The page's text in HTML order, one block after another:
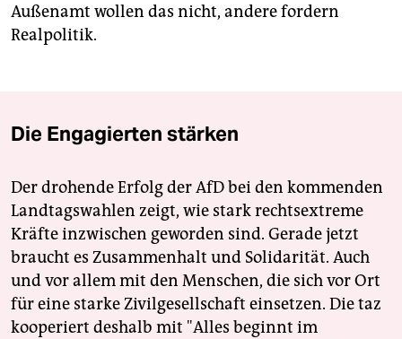
Außenamt wollen das nicht, andere fordern
Realpolitik.
Die Engagierten stärken
Der drohende Erfolg der AfD bei den kommenden
Landtagswahlen zeigt, wie stark rechtsextreme
Kräfte inzwischen geworden sind. Gerade jetzt
braucht es Zusammenhalt und Solidarität. Auch
und vor allem mit den Menschen, die sich vor Ort
für eine starke Zivilgesellschaft einsetzen. Die taz
kooperiert deshalb mit "Alles beginnt im